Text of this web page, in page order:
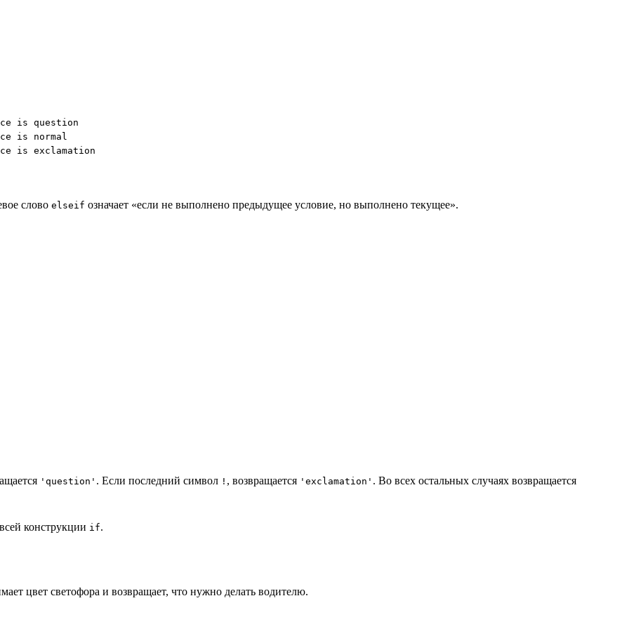
is question
is normal
is exclamation
слово elseif означает «если не выполнено предыдущее условие, но выполнено текущее».
'question' . Если последний символ ! , возвращается 'exclamation' . Во всех остальных случаях возвращается
конструкции if.
цвет светофора и возвращает, что нужно делать водителю.